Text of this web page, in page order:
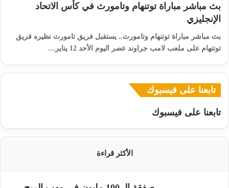
بث مباشر مباراة توتنهام وتامورث في كأس الاتحاد
الإنجليزي
بث مباشر مباراة توتنهام وتامورث.. يستقبل فريق تامورث نظيره فريق
توتنهام على ملعب لامب جراوند عصر اليوم الأحد 12 يناير…
تابعنا على فيسبوك
تابعنا على فيسبوك
الأكثر قراءة